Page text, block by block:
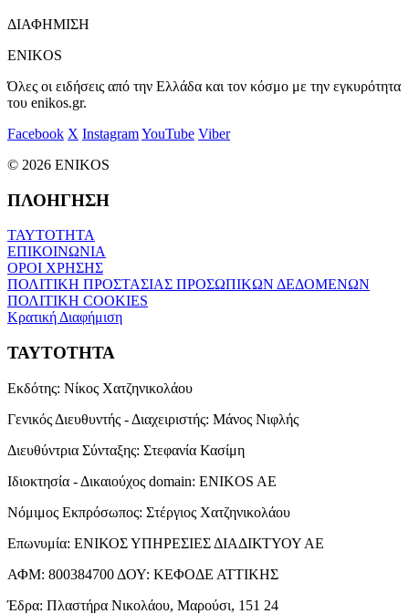
ΔΙΑΦΗΜΙΣΗ
ENIKOS
Όλες οι ειδήσεις από την Ελλάδα και τον κόσμο με την εγκυρότητα
του enikos.gr.
Facebook X InstagramYouTube Viber
© 2026 ENIKOS
ΠΛΟΗΓΗΣΗ
ΤΑΥΤΟΤΗΤΑ
ΕΠΙΚΟΙΝΩΝΙΑ
ΟΡΟΙ ΧΡΗΣΗΣ
ΠΟΛΙΤΙΚΗ ΠΡΟΣΤΑΣΙΑΣ ΠΡΟΣΩΠΙΚΩΝ ΔΕΔΟΜΕΝΩΝ
ΠΟΛΙΤΙΚΗ COOKIES
Κρατική Διαφήμιση
ΤΑΥΤΟΤΗΤΑ
Εκδότης: Νίκος Χατζηνικολάου
Γενικός Διευθυντής - Διαχειριστής: Μάνος Νιφλής
Διευθύντρια Σύνταξης: Στεφανία Κασίμη
Ιδιοκτησία - Δικαιούχος domain: ENIKOS AE
Νόμιμος Εκπρόσωπος: Στέργιος Χατζηνικολάου
Επωνυμία: ΕΝΙΚΟΣ ΥΠΗΡΕΣΙΕΣ ΔΙΑΔΙΚΤΥΟΥ ΑΕ
ΑΦΜ: 800384700 ΔΟΥ: ΚΕΦΟΔΕ ΑΤΤΙΚΗΣ
Έδρα: Πλαστήρα Νικολάου, Μαρούσι, 151 24